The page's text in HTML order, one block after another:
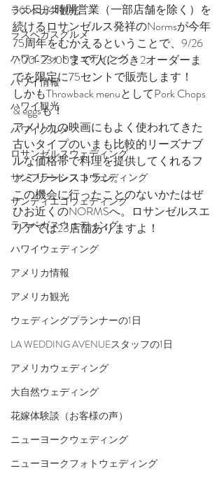
ラスベガス観光
ラスベガスグルメ
ハワイフォトウェディング
ハワイ情報
ハワイ観光
ハワイグルメ
ロサンゼルスウェディング
サンフランシスコウェディング
サンディエゴウェディング
ラスベガスウェディング
ハワイウェディング
アメリカ情報
アメリカ観光
ウェディングプランナーの1日
LA WEDDING AVENUEスタッフの1日
アメリカウェディング
大自然ウェディング
花嫁体験談（お客様の声）
ニューヨークウェディング
ニューヨークフォトウェディング
365日24時間営業（一部店舗を除く）を
続けるロサンゼルス発祥のNormsが今年
75周年をむかえるということで、9/26
7:00-23:00まで1人につき2オーダーま
でを限定に75セントで販売します！
しかもThrowback menuとしてPork Chops
& eggsも！
アメリカの映画にもよく使われてきた
古いタイプのいまも比較的リーズナブ
ルな価格帯で料理を提供してくれるフ
ァミリーレストラン。
この機会に行ったことのないかたはぜ
ひお近くのNORMSへ。ロサンゼルスエ
リアでは23店舗ありますよ！